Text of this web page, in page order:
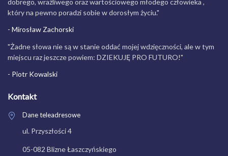
dobrego, wrażliwego oraz wartościowego młodego człowieka ,
który na pewno poradzi sobie w dorosłym życiu."
- Mirosław Zachorski
"Żadne słowa nie są w stanie oddać mojej wdzięczności, ale w tym
miejscu raz jeszcze powiem: DZIEKUJĘ PRO FUTURO!"
- Piotr Kowalski
Kontakt
Dane teleadresowe
ul. Przyszłości 4
05-082 Blizne Łaszczyńskiego